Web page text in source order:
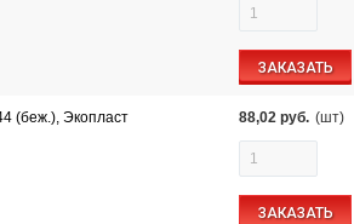
ЗАКАЗАТЬ
(беж.), Экопласт
88,02 руб. (шт)
ЗАКАЗАТЬ